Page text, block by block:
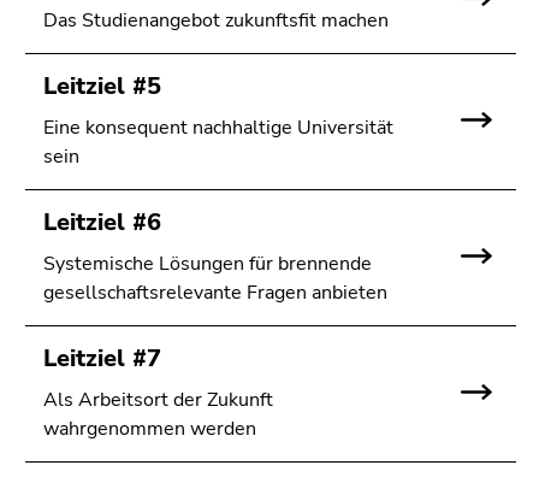
Das Studienangebot zukunftsfit machen
Leitziel #5
Eine konsequent nachhaltige Universität
sein
Leitziel #6
Systemische Lösungen für brennende
gesellschaftsrelevante Fragen anbieten
Leitziel #7
Als Arbeitsort der Zukunft
wahrgenommen werden